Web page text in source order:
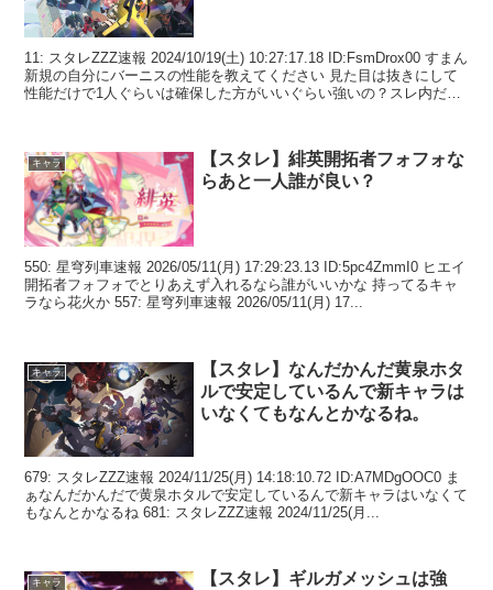
11: スタレZZZ速報 2024/10/19(土) 10:27:17.18 ID:FsmDrox00 すまん
新規の自分にバーニスの性能を教えてください 見た目は抜きにして
性能だけで1人ぐらいは確保した方がいいぐらい強いの？スレ内だと
キャラ
【スタレ】緋英開拓者フォフォな
らあと一人誰が良い？
550: 星穹列車速報 2026/05/11(月) 17:29:23.13 ID:5pc4ZmmI0 ヒエイ
開拓者フォフォでとりあえず入れるなら誰がいいかな 持ってるキャ
ラなら花火か 557: 星穹列車速報 2026/05/11(月) 17...
キャラ
【スタレ】なんだかんだ黄泉ホタ
ルで安定しているんで新キャラは
いなくてもなんとかなるね。
679: スタレZZZ速報 2024/11/25(月) 14:18:10.72 ID:A7MDgOOC0 ま
ぁなんだかんだで黄泉ホタルで安定しているんで新キャラはいなくて
もなんとかなるね 681: スタレZZZ速報 2024/11/25(月...
キャラ
【スタレ】ギルガメッシュは強